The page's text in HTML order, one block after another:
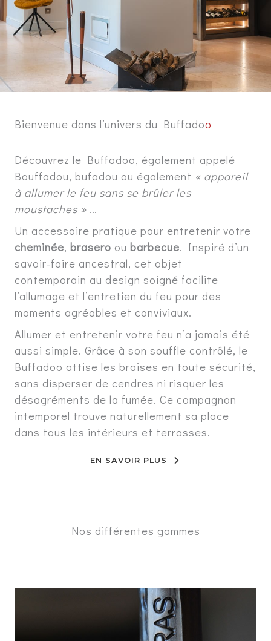
Bienvenue dans l’univers du Buffadoo
Découvrez le Buffadoo, également appelé
Bouffadou, bufadou ou également « appareil
à allumer le feu sans se brûler les
moustaches » …
Un accessoire pratique pour entretenir votre
cheminée, brasero ou barbecue. Inspiré d’un
savoir-faire ancestral, cet objet
contemporain au design soigné facilite
l’allumage et l’entretien du feu pour des
moments agréables et conviviaux.
Allumer et entretenir votre feu n’a jamais été
aussi simple. Grâce à son souffle contrôlé, le
Buffadoo attise les braises en toute sécurité,
sans disperser de cendres ni risquer les
désagréments de la fumée. Ce compagnon
intemporel trouve naturellement sa place
dans tous les intérieurs et terrasses.
EN SAVOIR PLUS
Nos différentes gammes